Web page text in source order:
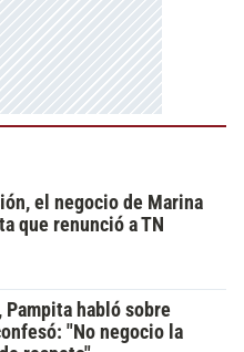
el negocio de Marina
que renunció a TN
Pampita habló sobre
"No negocio la